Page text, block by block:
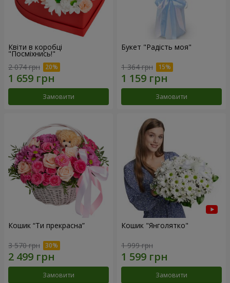
Квіти в коробці
"Посміхнись!"
2 074 грн
Замовити
Букет "Радість моя"
1 364 грн
Замовити
Кошик “Ти прекрасна”
3 570 грн
Замовити
Кошик "Янголятко"
1 999 грн
Замовити